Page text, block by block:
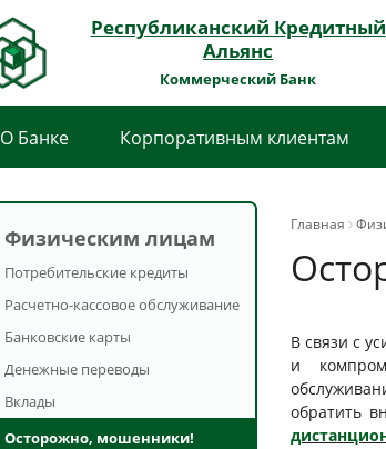
Республиканский Кредитный
Альянс
Коммерческий Банк
О Банке Корпоративным клиентам
Физическим лицам
Потребительские кредиты
Расчетно-кассовое обслуживание
Банковские карты
Денежные переводы
Вклады
Осторожно, мошенники!
Главная
В связи с
и
обратить